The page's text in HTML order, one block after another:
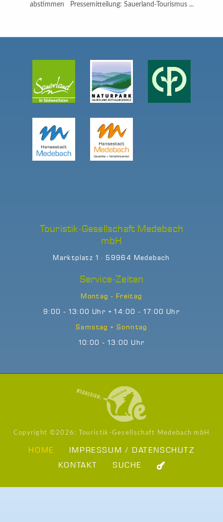
abstimmen Pressemitteilung: Sauerland-Tourismus ...
Touristik-Gesellschaft Medebach
mbH
Marktplatz 1 · 59964 Medebach
Service-Zeiten
Montag - Freitag
9:00 - 13:00 Uhr + 14:00 - 17:00 Uhr
Samstag + Sonntag
10:00 - 13:00 Uhr
Copyright ©2026: Touristik-Gesellschaft Medebach mbH
HOME
IMPRESSUM / DATENSCHUTZ
KONTAKT
SUCHE